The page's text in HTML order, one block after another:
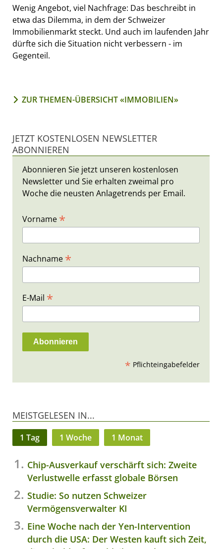
Wenig Angebot, viel Nachfrage: Das beschreibt in
etwa das Dilemma, in dem der Schweizer
Immobilienmarkt steckt. Und auch im laufenden Jahr
dürfte sich die Situation nicht verbessern - im
Gegenteil.
ZUR THEMEN-ÜBERSICHT «IMMOBILIEN»
JETZT KOSTENLOSEN NEWSLETTER
ABONNIEREN
Abonnieren Sie jetzt unseren kostenlosen
Newsletter und Sie erhalten zweimal pro
Woche die neusten Anlagetrends per Email.
Vorname *
Nachname *
E-Mail *
* Pflichteingabefelder
MEISTGELESEN IN...
1 Tag 1 Woche 1 Monat
Chip-Ausverkauf verschärft sich: Zweite
Verlustwelle erfasst globale Börsen
Studie: So nutzen Schweizer
Vermögensverwalter KI
Eine Woche nach der Yen-Intervention
durch die USA: Der Westen kauft sich Zeit,